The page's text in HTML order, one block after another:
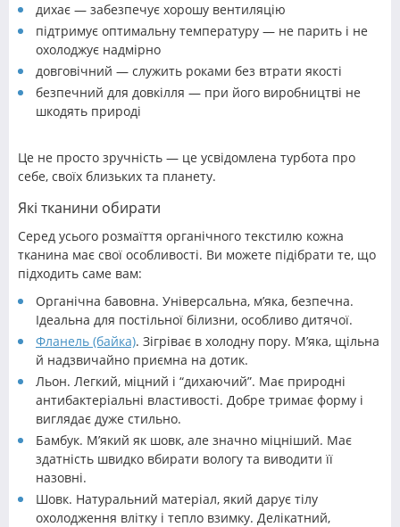
дихає — забезпечує хорошу вентиляцію
підтримує оптимальну температуру — не парить і не
охолоджує надмірно
довговічний — служить роками без втрати якості
безпечний для довкілля — при його виробництві не
шкодять природі
Це не просто зручність — це усвідомлена турбота про
себе, своїх близьких та планету.
Які тканини обирати
Серед усього розмаїття органічного текстилю кожна
тканина має свої особливості. Ви можете підібрати те, що
підходить саме вам:
Органічна бавовна. Універсальна, м’яка, безпечна.
Ідеальна для постільної білизни, особливо дитячої.
Фланель (байка). Зігріває в холодну пору. М’яка, щільна
й надзвичайно приємна на дотик.
Льон. Легкий, міцний і “дихаючий”. Має природні
антибактеріальні властивості. Добре тримає форму і
виглядає дуже стильно.
Бамбук. М’який як шовк, але значно міцніший. Має
здатність швидко вбирати вологу та виводити її
назовні.
Шовк. Натуральний матеріал, який дарує тілу
охолодження влітку і тепло взимку. Делікатний,